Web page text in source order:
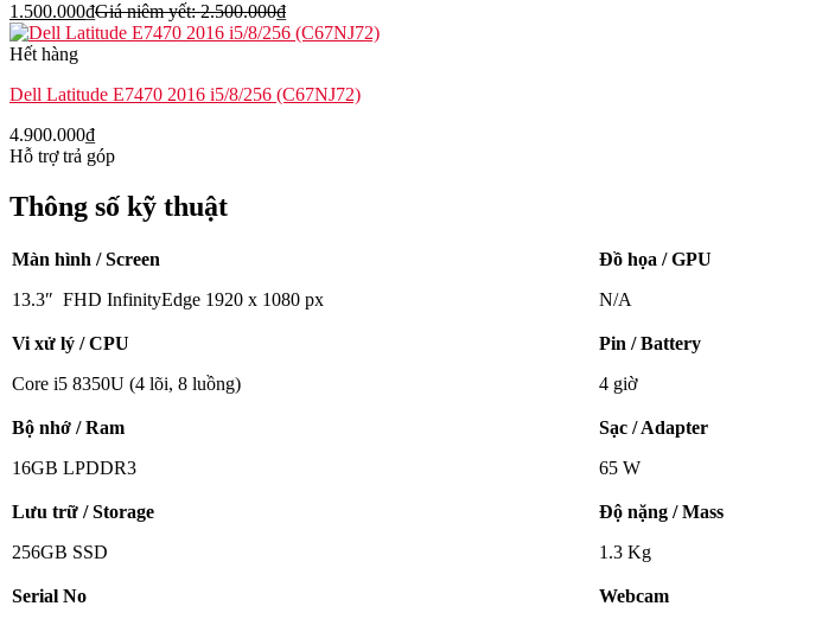
1.500.000₫Giá niêm yết:2.500.000₫
Hết hàng
Dell Latitude E7470 2016 i5/8/256 (C67NJ72)
4.900.000₫
Hỗ trợ trả góp
Thông số kỹ thuật
Màn hình / Screen
13.3″ FHD InfinityEdge 1920 x 1080 px
Đồ họa / GPU
N/A
Vi xử lý / CPU
Core i5 8350U (4 lõi, 8 luồng)
Pin / Battery
4 giờ
Bộ nhớ / Ram
16GB LPDDR3
Sạc / Adapter
65 W
Lưu trữ / Storage
256GB SSD
Độ nặng / Mass
1.3 Kg
Serial No
Webcam